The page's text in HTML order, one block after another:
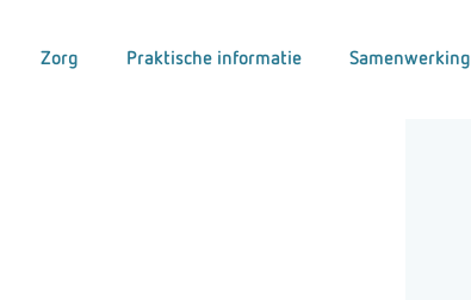
Zorg Praktische informatie Samenwerking